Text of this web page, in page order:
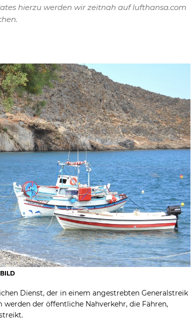
hierzu werden wir zeitnah auf lufthansa.com
Dienst, der in einem angestrebten Generalstreik
der öffentliche Nahverkehr, die Fähren,